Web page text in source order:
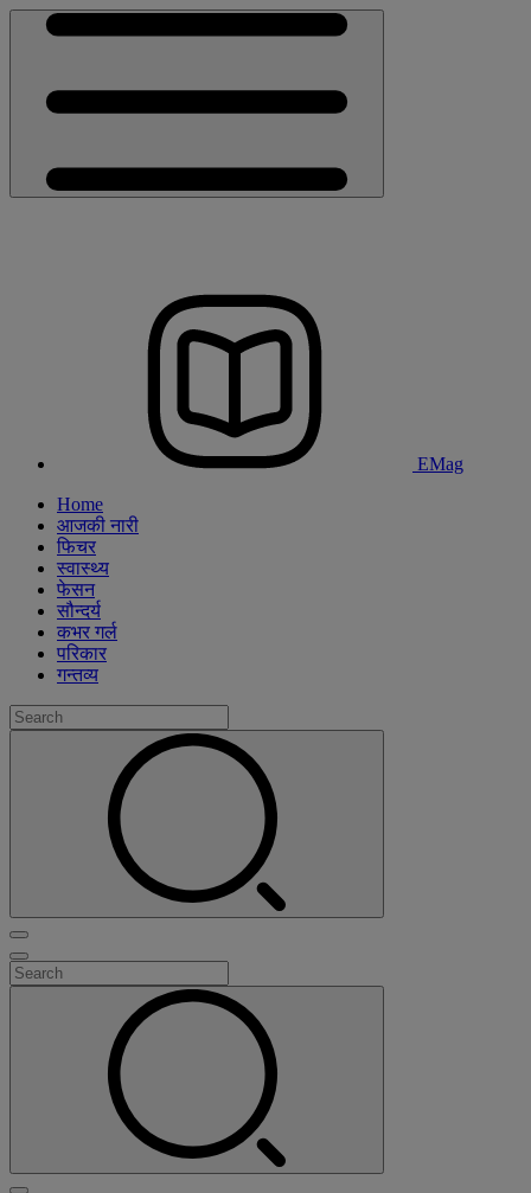
EMag
Home
आजकी नारी
फिचर
स्वास्थ्य
फेसन
सौन्दर्य
कभर गर्ल
परिकार
गन्तव्य